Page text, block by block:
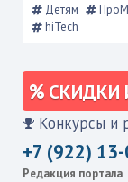
Детям
hiTech
СКИДКИ
Конкурсы и
+7 (922)
Редакция портала